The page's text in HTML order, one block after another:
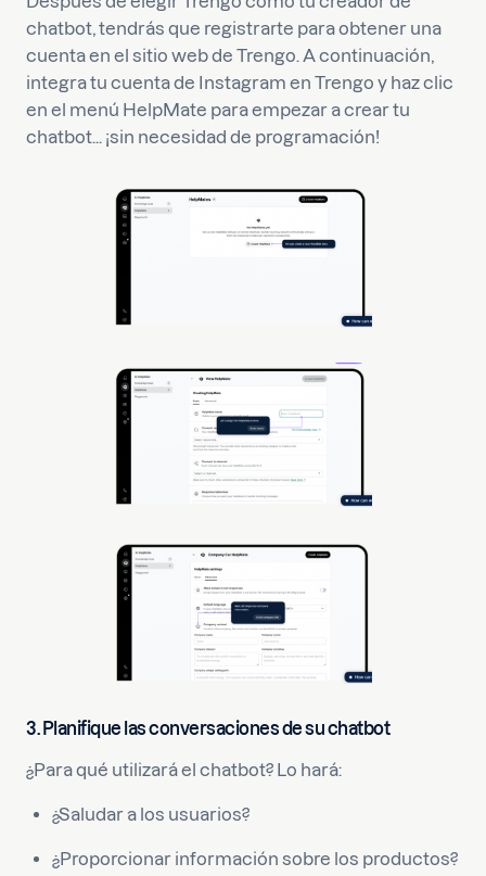
chatbot, tendrás que registrarte para obtener una
cuenta en el sitio web de Trengo. A continuación,
integra tu cuenta de Instagram en Trengo y haz clic
en el menú HelpMate para empezar a crear tu
chatbot... ¡sin necesidad de programación!
3. Planifique las conversaciones de su chatbot
¿Para qué utilizará el chatbot? Lo hará:
¿Saludar a los usuarios?
¿Proporcionar información sobre los productos?